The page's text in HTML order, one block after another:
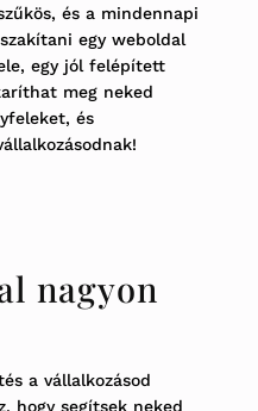
és a mindennapi
egy weboldal
egy jól felépített
meg neked
és
nagyon
a vállalkozásod
hogy segítsek neked